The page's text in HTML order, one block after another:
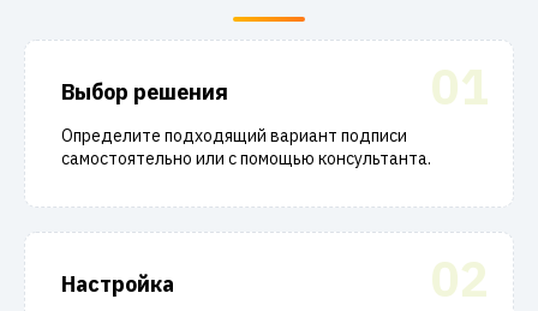
01
Выбор решения
Определите подходящий вариант подписи
самостоятельно или с помощью консультанта.
02
Настройка